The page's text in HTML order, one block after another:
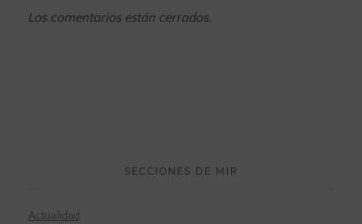
Los comentarios están cerrados.
SECCIONES DE MIR
Actualidad